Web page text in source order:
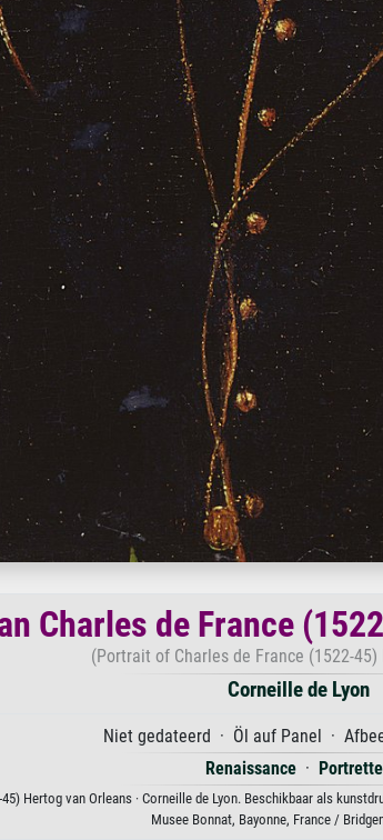
Charles de France
(Portrait of Charles de France (1522-45)
Corneille de Lyon
Niet gedateerd · Öl auf Panel ·
Renaissance ·
Hertog van Orleans · Corneille de Lyon. Beschikbaar als
Musee Bonnat, Bayonne, France /